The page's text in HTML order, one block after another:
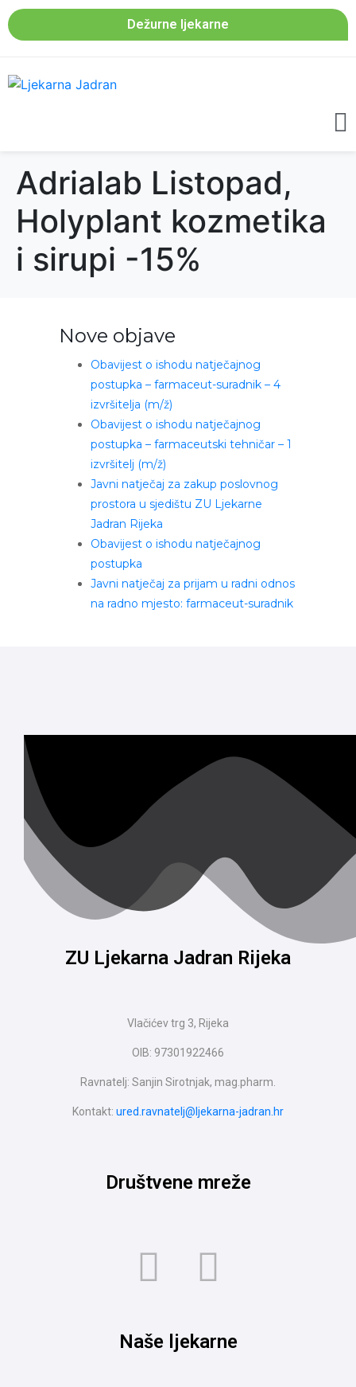
Dežurne ljekarne
Adrialab Listopad,
Holyplant kozmetika
i sirupi -15%
Nove objave
Obavijest o ishodu natječajnog
postupka – farmaceut-suradnik – 4
izvršitelja (m/ž)
Obavijest o ishodu natječajnog
postupka – farmaceutski tehničar – 1
izvršitelj (m/ž)
Javni natječaj za zakup poslovnog
prostora u sjedištu ZU Ljekarne
Jadran Rijeka
Obavijest o ishodu natječajnog
postupka
Javni natječaj za prijam u radni odnos
na radno mjesto: farmaceut-suradnik
ZU Ljekarna Jadran Rijeka
Vlačićev trg 3, Rijeka
OIB: 97301922466
Ravnatelj: Sanjin Sirotnjak, mag.pharm.
Kontakt: ured.ravnatelj@ljekarna-jadran.hr
Društvene mreže
Naše ljekarne